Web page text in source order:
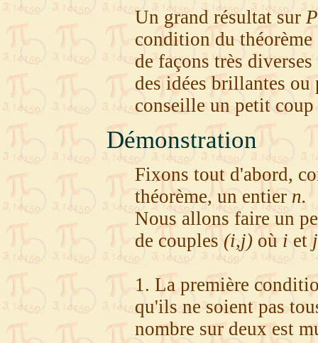
Un grand résultat sur
condition du théorème
de façons très
des idées brillantes ou
conseille un petit
Démonstration
Fixons tout d'abord,
théorème, un entier n.
Nous allons faire un
de couples(i,j) où i etj
1. La première
qu'ils ne soient pas
nombre sur deux est